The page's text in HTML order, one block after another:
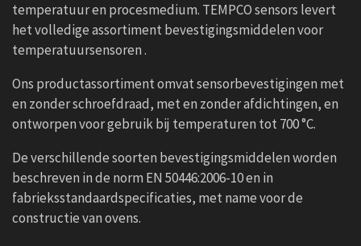
temperatuur en procesmedium. TEMPCO sensors levert
het volledige assortiment bevestigingsmiddelen voor
temperatuursensoren .
Ons productassortiment omvat sensorbevestigingen met
en zonder schroefdraad, met en zonder afdichtingen, en
ontworpen voor gebruik bij temperaturen tot 700 °C.
De verschillende soorten bevestigingsmiddelen worden
beschreven in de norm EN 50446:2006-10 en in
fabrieksstandaardspecificaties, met name voor de
constructie van ovens.